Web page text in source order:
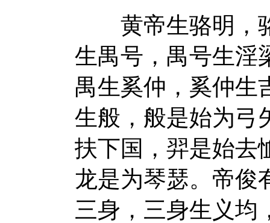
黄帝生骆明，骆
生禺号，禺号生淫
禺生奚仲，奚仲生
生般，般是始为弓
扶下国，羿是始去
龙是为琴瑟。帝俊
三身，三身生义均